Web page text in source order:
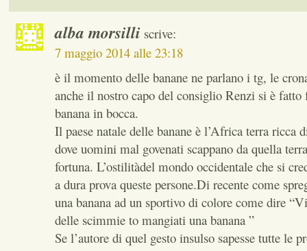
alba morsilli scrive:
7 maggio 2014 alle 23:18
è il momento delle banane ne parlano i tg, le
anche il nostro capo del consiglio Renzi si è fatto
banana in bocca.
Il paese natale delle banane è l’Africa terra ricca
dove uomini mal govenati scappano da quella
fortuna. L’ostilitàdel mondo occidentale che si
a dura prova queste persone.Di recente come
una banana ad un sportivo di colore come dire
delle scimmie to mangiati una banana ”
Se l’autore di quel gesto insulso sapesse tutte le